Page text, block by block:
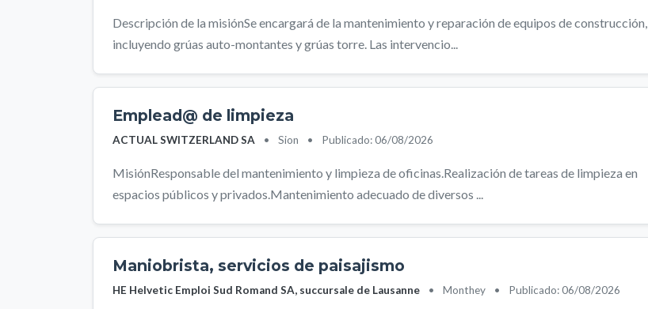
Descripción de la misiónSe encargará de la mantenimiento y reparación de equipos de construcción,
incluyendo grúas auto-montantes y grúas torre. Las intervencio...
Emplead@ de limpieza
ACTUAL SWITZERLAND SA • Sion • Publicado: 06/08/2026
MisiónResponsable del mantenimiento y limpieza de oficinas.Realización de tareas de limpieza en
espacios públicos y privados.Mantenimiento adecuado de diversos ...
Maniobrista, servicios de paisajismo
HE Helvetic Emploi Sud Romand SA, succursale de Lausanne • Monthey • Publicado: 06/08/2026